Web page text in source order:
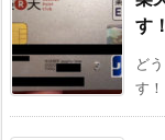
す
ど
す